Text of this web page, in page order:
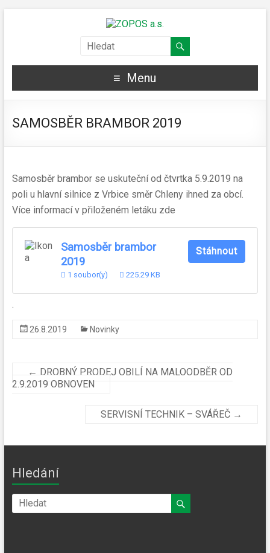
Menu
SAMOSBĚR BRAMBOR 2019
Samosběr brambor se uskuteční od čtvrtka 5.9.2019 na
poli u hlavní silnice z Vrbice směr Chleny ihned za obcí.
Více informací v přiloženém letáku zde
Samosběr brambor
2019
1 soubor(y) 225.29 KB
Stáhnout
26.8.2019 Novinky
← DROBNÝ PRODEJ OBILÍ NA MALOODBĚR OD
2.9.2019 OBNOVEN
SERVISNÍ TECHNIK – SVÁŘEČ →
Hledání